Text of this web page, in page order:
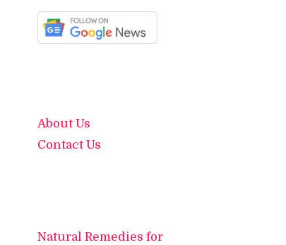
About Us
Contact Us
Natural Remedies for